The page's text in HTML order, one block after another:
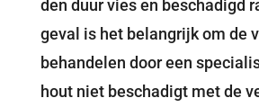
den duur vies en beschadigd
geval is het belangrijk om de
behandelen door een
hout niet beschadigt met de